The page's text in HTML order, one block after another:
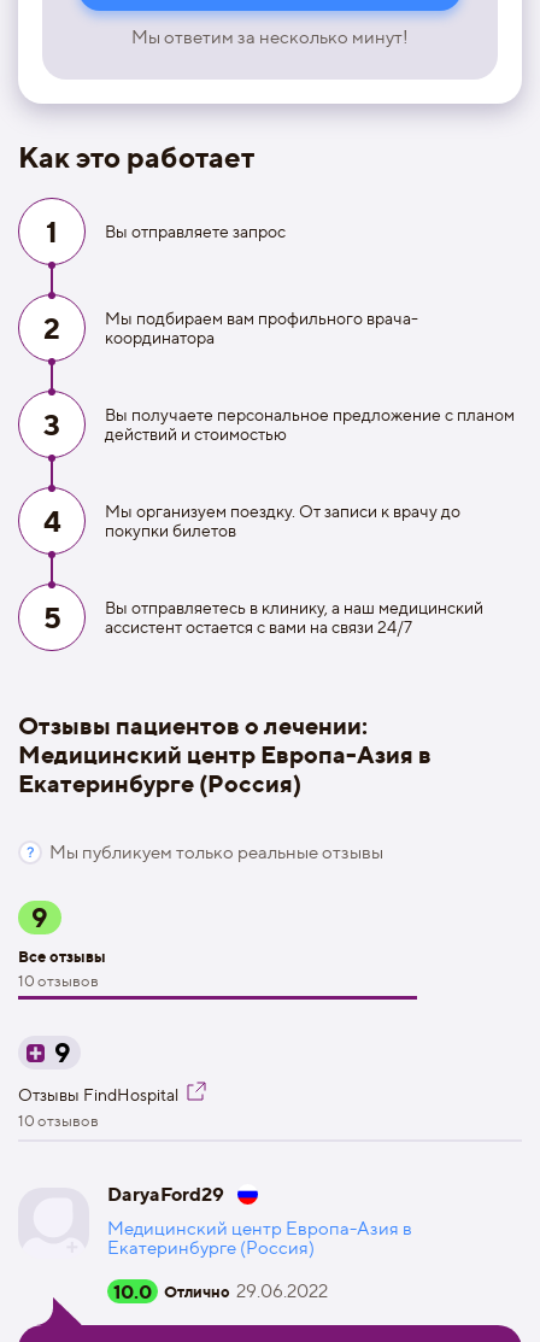
Мы ответим за несколько минут!
Как это работает
1 Вы отправляете запрос
2
Мы подбираем вам профильного врача-
координатора
3
Вы получаете персональное предложение с планом
действий и стоимостью
4
Мы организуем поездку. От записи к врачу до
покупки билетов
5
Вы отправляетесь в клинику, а наш медицинский
ассистент остается с вами на связи 24/7
Отзывы пациентов о лечении:
Медицинский центр Европа-Азия в
Екатеринбурге (Россия)
Мы публикуем только реальные отзывы
9
Все отзывы
10 отзывов
9
Отзывы FindHospital
10 отзывов
DaryaFord29
Медицинский центр Европа-Азия в
Екатеринбурге (Россия)
10.0 Отлично 29.06.2022